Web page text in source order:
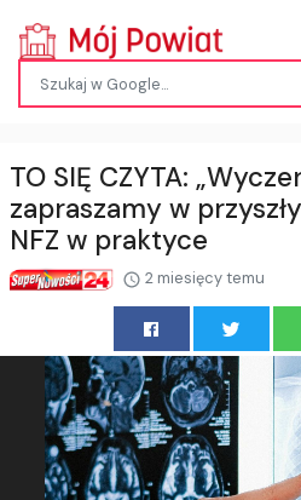
TO SIĘ CZYTA:
zapraszamy w
NFZ w praktyce
2 miesięcy temu